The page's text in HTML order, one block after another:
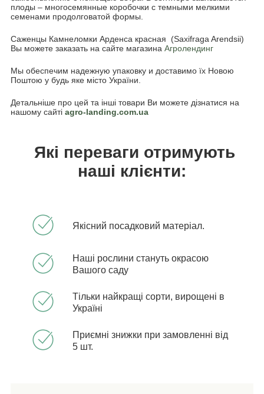
плоды – многосемянные коробочки с темными мелкими
семенами продолговатой формы.
Саженцы Камнеломки Арденса красная (Saxifraga Arendsii)
Вы можете заказать на сайте магазина Агролендинг
Мы обеспечим надежную упаковку и доставимо їх Новою
Поштою у будь яке місто України.
Детальніше про цей та інші товари Ви можете дізнатися на
нашому сайті agro-landing.com.ua
Які переваги отримують
наші клієнти:
Якісний посадковий матеріал.
Наші рослини стануть окрасою
Вашого саду
Тільки найкращі сорти, вирощені в
Україні
Приємні знижки при замовленні від
5 шт.